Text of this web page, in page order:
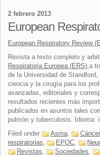
2 febrero 2013
European
European Respiratory Review
Revista a texto completo y
Respiratoria Europea (ERS),a
de la Universidad de
ciencia y la cirugía para los
avanzadas, editoriales y
resultados recientes más
publicados en asuntos tales
pulmón y tuberculosis. Idioma:
Filed under
Asma, Cáncer
respiratorias, EPOC,
Revistas, Sociedades,